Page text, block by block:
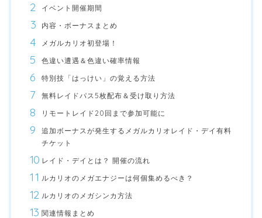
イベント開催期間
内容・ボーナスまとめ
メガルカリオ初登場！
色違い遭遇＆色違い確率情報
特別技「はっけい」の覚える方法
無料レイドパス5枚配布＆受け取り方法
リモートレイド20回まで参加可能に
追加ボーナスが発生するメガルカリオレイド・デイ有料
チケット
レイド・デイとは？ 開催の流れ
ルカリオのメガエナジーは何個集めるべき？
ルカリオのメガシンカ方法
関連情報まとめ